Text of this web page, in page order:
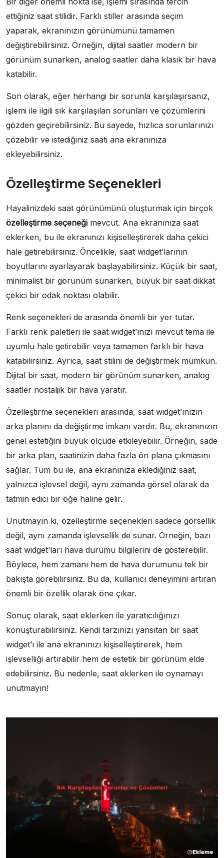
ettiğiniz saat stilidir. Farklı stiller arasında seçim
yaparak, ekranınızın görünümünü tamamen
değiştirebilirsiniz. Örneğin, dijital saatler modern bir
görünüm sunarken, analog saatler daha klasik bir hava
katabilir.
Son olarak, eğer herhangi bir sorunla karşılaşırsanız,
işlemi ile ilgili sık karşılaşılan sorunları ve çözümlerini
gözden geçirebilirsiniz. Bu sayede, hızlıca sorunlarınızı
çözebilir ve istediğiniz saati ana ekranınıza
ekleyebilirsiniz.
Özelleştirme Seçenekleri
Hayalinizdeki saat görünümünü oluşturmak için birçok
özelleştirme seçeneği mevcut. Ana ekranınıza saat
eklerken, bu ile ekranınızı kişiselleştirerek daha çekici
hale getirebilirsiniz. Öncelikle, saat widget’larının
boyutlarını ayarlayarak başlayabilirsiniz. Küçük bir saat,
minimalist bir görünüm sunarken, büyük bir saat dikkat
çekici bir odak noktası olabilir.
Renk seçenekleri de arasında önemli bir yer tutar.
Farklı renk paletleri ile saat widget’ınızı mevcut tema ile
uyumlu hale getirebilir veya tamamen farklı bir hava
katabilirsiniz. Ayrıca, saat stilini de değiştirmek mümkün.
Dijital bir saat, modern bir görünüm sunarken, analog
saatler nostaljik bir hava yaratır.
Özelleştirme seçenekleri arasında, saat widget’ınızın
arka planını da değiştirme imkanı vardır. Bu, ekranınızın
genel estetiğini büyük ölçüde etkileyebilir. Örneğin, sade
bir arka plan, saatinizin daha fazla ön plana çıkmasını
sağlar. Tüm bu ile, ana ekranınıza eklediğiniz saat,
yalnızca işlevsel değil, aynı zamanda görsel olarak da
tatmin edici bir öğe haline gelir.
Unutmayın ki, özelleştirme seçenekleri sadece görsellik
değil, aynı zamanda işlevsellik de sunar. Örneğin, bazı
saat widget’ları hava durumu bilgilerini de gösterebilir.
Böylece, hem zamanı hem de hava durumunu tek bir
bakışta görebilirsiniz. Bu da, kullanıcı deneyimini artıran
önemli bir özellik olarak öne çıkar.
Sonuç olarak, saat eklerken ile yaratıcılığınızı
konuşturabilirsiniz. Kendi tarzınızı yansıtan bir saat
widget’ı ile ana ekranınızı kişiselleştirerek, hem
işlevselliği artırabilir hem de estetik bir görünüm elde
edebilirsiniz. Bu nedenle, saat eklerken ile oynamayı
unutmayın!